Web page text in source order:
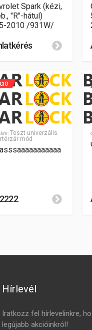
Spark (kézi,
"R"-hátul)
2010 /931W/
Teszt univerzális
mód
Hírlevél
Iratkozz fel hírlevelinkre,
legújabb akcióinkról!